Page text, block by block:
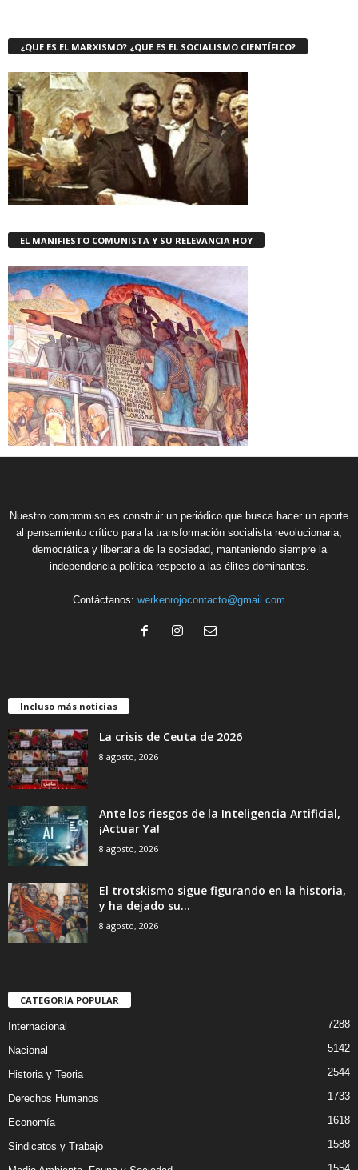
¿QUE ES EL MARXISMO? ¿QUE ES EL SOCIALISMO CIENTÍFICO?
EL MANIFIESTO COMUNISTA Y SU RELEVANCIA HOY
Nuestro compromiso es construir un periódico que busca hacer un aporte
al pensamiento crítico para la transformación socialista revolucionaria,
democrática y libertaria de la sociedad, manteniendo siempre la
independencia política respecto a las élites dominantes.
Contáctanos: werkenrojocontacto@gmail.com
Incluso más noticias
La crisis de Ceuta de 2026
8 agosto, 2026
Ante los riesgos de la Inteligencia Artificial,
¡Actuar Ya!
8 agosto, 2026
El trotskismo sigue figurando en la historia,
y ha dejado su...
8 agosto, 2026
CATEGORÍA POPULAR
Internacional 7288
Nacional 5142
Historia y Teoria 2544
Derechos Humanos 1733
Economía 1618
Sindicatos y Trabajo 1588